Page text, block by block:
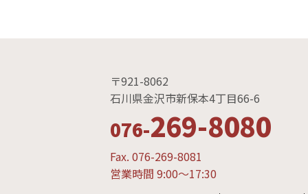
〒921-8062
石川県金沢市新保本4丁目66-6
076-269-8080
Fax. 076-269-8081
営業時間 9:00～17:30